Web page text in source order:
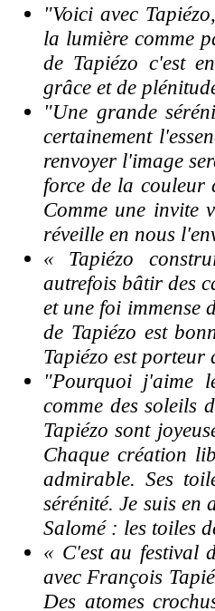
"Voici avec
la lumière comme
de Tapiézo c'est
grâce et de
"Une grande
certainement
renvoyer l'image
force de la couleur
Comme une invite
réveille en nous
« Tapiézo
autrefois bâtir des
et une foi immense
de Tapiézo est
Tapiézo est porteur
"Pourquoi j'aime
comme des soleils
Tapiézo sont
Chaque création
admirable. Ses
sérénité. Je suis en
Salomé : les toiles
« C'est au festival
avec François
Des atomes